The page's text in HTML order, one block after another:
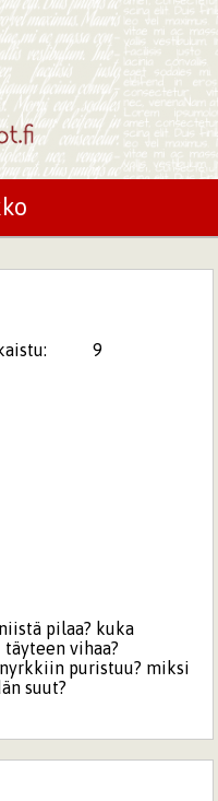
9
pilaa? kuka
vihaa?
puristuu? miksi
suut?